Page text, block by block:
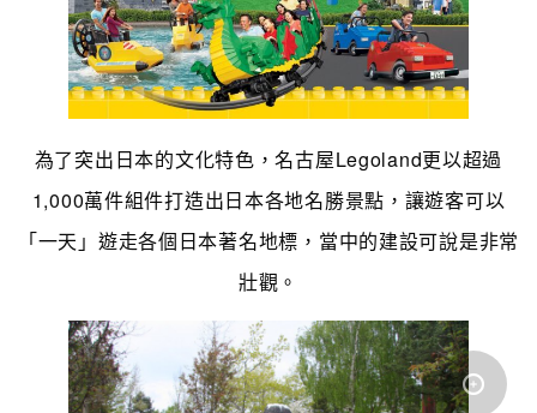
為了突出日本的文化特色，名古屋Legoland更以超過
1,000萬件組件打造出日本各地名勝景點，讓遊客可以
「一天」遊走各個日本著名地標，當中的建設可說是非常
壯觀。